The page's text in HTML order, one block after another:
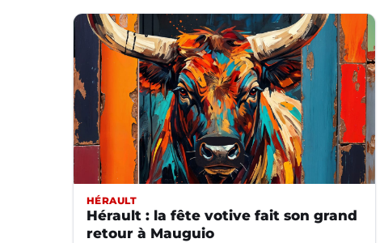
HÉRAULT
Hérault : la fête votive fait son grand
retour à Mauguio